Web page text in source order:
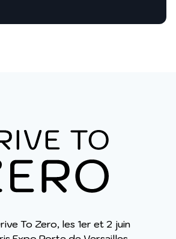
ou toutes sociétés du groupe
To Zero, les 1er et 2 juin